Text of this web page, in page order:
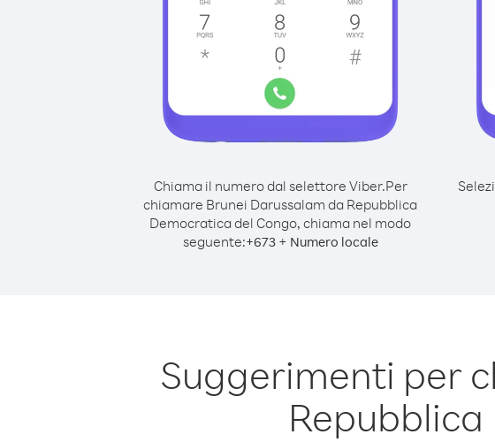
Chiama il numero dal selettore Viber.Per
chiamare Brunei Darussalam da Repubblica
Democratica del Congo, chiama nel modo
seguente:+673+ Numero locale
Suggerimenti per